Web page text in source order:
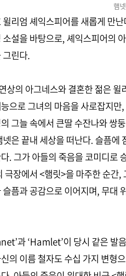
햄넷
리엄 셰익스피어를 새롭게 만
설을 바탕으로, 셰익스피어의
그린다.
상의 아그네스와 결혼한 젊은
으로 그녀의 마음을 사로잡지
그늘 속에서 큰딸 수잔나와 쌍
은 끝내 세상을 떠난다. 슬픔
. 그가 아들의 죽음을 코미디로
극장에서 <햄릿>을 마주한 순간
픔과 공감으로 이어지며, 무대
과 ‘Hamlet’이 당시 같은 발
의 이름 철자도 수십 가지 변형